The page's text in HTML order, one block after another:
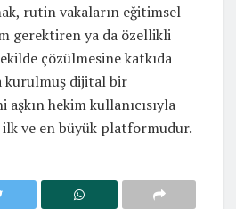
rutin vakaların eğitimsel
gerektiren ya da özellikli
çözülmesine katkıda
kurulmuş dijital bir
hekim kullanıcısıyla
ve en büyük platformudur.